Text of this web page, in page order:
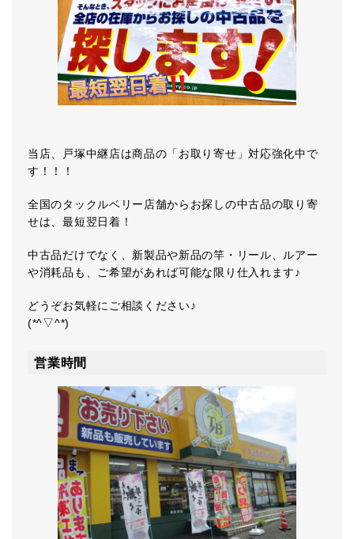
当店、戸塚中継店は商品の「お取り寄せ」対応強化中で
す！！！
全国のタックルベリー店舗からお探しの中古品の取り寄
せは、最短翌日着！
中古品だけでなく、新製品や新品の竿・リール、ルアー
や消耗品も、ご希望があれば可能な限り仕入れます♪
どうぞお気軽にご相談ください♪
(*^▽^*)
営業時間